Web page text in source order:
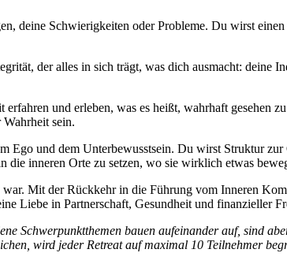
deine Schwierigkeiten oder Probleme. Du wirst
der alles in sich trägt, was dich ausmacht: deine
und erleben, was es heißt, wahrhaft gesehen
sein.
Ego und dem Unterbewusstsein. Du wirst Struktur
inneren Orte zu setzen, wo sie wirklich etwas
Mit der Rückkehr in die Führung vom Inneren
Liebe in Partnerschaft, Gesundheit und finanzieller
Schwerpunktthemen bauen aufeinander auf, sind
wird jeder Retreat auf maximal 10 Teilnehmer